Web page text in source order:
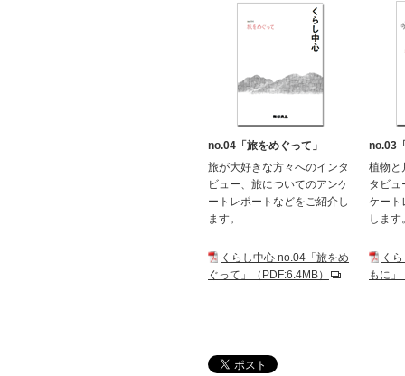
no.04「旅をめぐって」
旅が大好きな方々へのインタ
ビュー、旅についてのアンケ
ートレポートなどをご紹介し
ます。
no.03
植物と
タビュ
ケート
します
くらし中心 no.04「旅をめ
ぐって」（PDF:6.4MB）
く
もに